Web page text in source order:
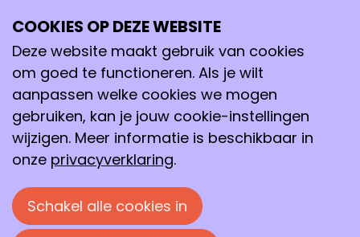
12
jun
13:30 - 16:30 Saxion Deventer
Excursie Hogeschool Saxion in
Deventer
Excursie georganiseerd door de
Chemische Kring Zwolle.
COOKIES OP DEZE WEBSITE
Deze website maakt gebruik van cookies
om goed te functioneren. Als je wilt
aanpassen welke cookies we mogen
gebruiken, kan je jouw cookie-instellingen
wijzigen. Meer informatie is beschikbaar in
onze privacyverklaring.
Schakel alle cookies in